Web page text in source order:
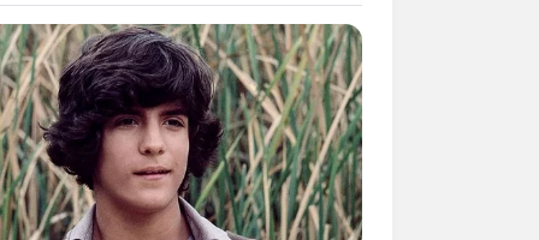
Mainstream, 10 Cara
Barang Belanjaan
Warga Thailand